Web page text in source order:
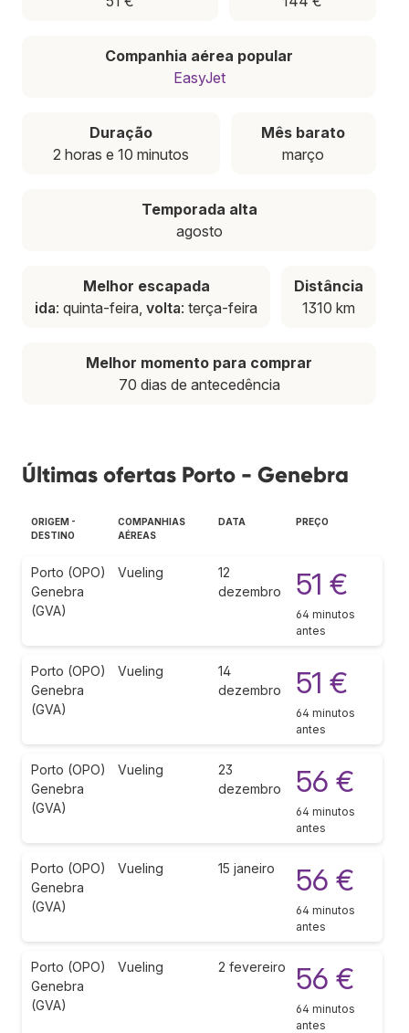
Companhia aérea popular
EasyJet
Duração
2 horas e 10 minutos
Mês barato
março
Temporada alta
agosto
Melhor escapada
ida: quinta-feira, volta: terça-feira
Distância
1310 km
Melhor momento para comprar
70 dias de antecedência
Últimas ofertas Porto - Genebra
ORIGEM -
DESTINO
COMPANHIAS
AÉREAS
DATA PREÇO
Porto (OPO)
Genebra
(GVA)
Vueling
12
dezembro
51 €
64 minutos
antes
Porto (OPO)
Genebra
(GVA)
Vueling
14
dezembro
51 €
64 minutos
antes
Porto (OPO)
Genebra
(GVA)
Vueling
23
dezembro
56 €
64 minutos
antes
Porto (OPO)
Genebra
(GVA)
Vueling 15 janeiro 56 €
64 minutos
antes
Porto (OPO)
Genebra
(GVA)
Vueling 2 fevereiro 56 €
64 minutos
antes